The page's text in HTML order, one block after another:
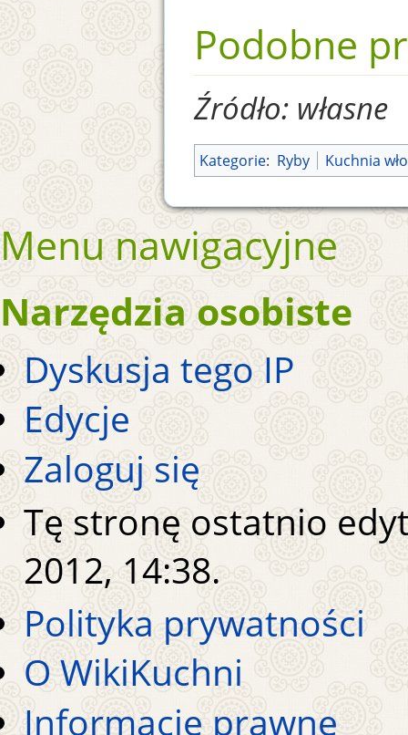
Podobne
Źródło: własne
Kategorie: Ryby Kuchnia
Menu nawigacyjne
Narzędzia osobiste
Dyskusja tego IP
Edycje
Zaloguj się
Tę stronę ostatnio
2012, 14:38.
Polityka prywatności
O WikiKuchni
Informacje prawne